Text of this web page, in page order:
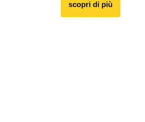
scopri di più